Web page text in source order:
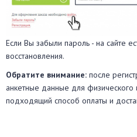
Если Вы забыли пароль - на сайте
восстановления.
Обратите внимание: после
анкетные данные для
подходящий способ оплаты и